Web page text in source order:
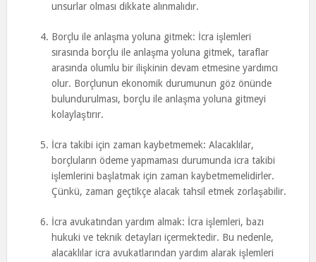
unsurlar olması dikkate alınmalıdır.
Borçlu ile anlaşma yoluna gitmek: İcra işlemleri
sırasında borçlu ile anlaşma yoluna gitmek, taraflar
arasında olumlu bir ilişkinin devam etmesine yardımcı
olur. Borçlunun ekonomik durumunun göz önünde
bulundurulması, borçlu ile anlaşma yoluna gitmeyi
kolaylaştırır.
İcra takibi için zaman kaybetmemek: Alacaklılar,
borçluların ödeme yapmaması durumunda icra takibi
işlemlerini başlatmak için zaman kaybetmemelidirler.
Çünkü, zaman geçtikçe alacak tahsil etmek zorlaşabilir.
İcra avukatından yardım almak: İcra işlemleri, bazı
hukuki ve teknik detayları içermektedir. Bu nedenle,
alacaklılar icra avukatlarından yardım alarak işlemleri